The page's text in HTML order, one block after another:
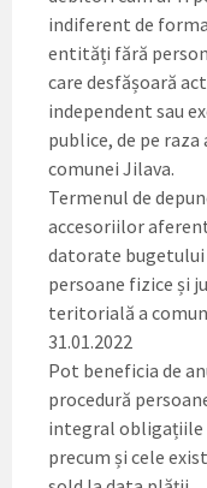
indiferent de
entități fără
care desfășoară
independent sau
publice, de pe
comunei Jilava.
Termenul de
accesoriilor
datorate
persoane fizice și
teritorială a
31.01.2022
Pot beneficia de
procedură
integral obligațiile
precum și cele